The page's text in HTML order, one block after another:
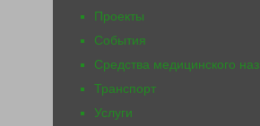
Проекты
События
Средства медицинского
Транспорт
Услуги